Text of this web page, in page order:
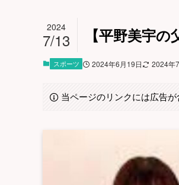
【平野美宇
2024
7/13
スポーツ 2024年6月19日 2024年
当ページのリンクには広告が